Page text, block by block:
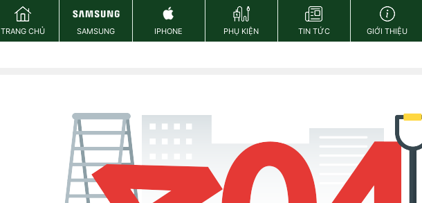
TRANG CHỦ SAMSUNG IPHONE PHỤ KIỆN TIN TỨC GIỚI THIỆU